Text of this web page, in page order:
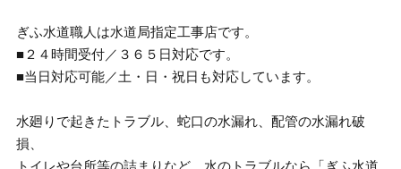
ぎふ水道職人は水道局指定工事店です。
■２４時間受付／３６５日対応です。
■当日対応可能／土・日・祝日も対応しています。
水廻りで起きたトラブル、蛇口の水漏れ、配管の水漏れ破
損、
トイレや台所等の詰まりなど、水のトラブルなら「ぎふ水道